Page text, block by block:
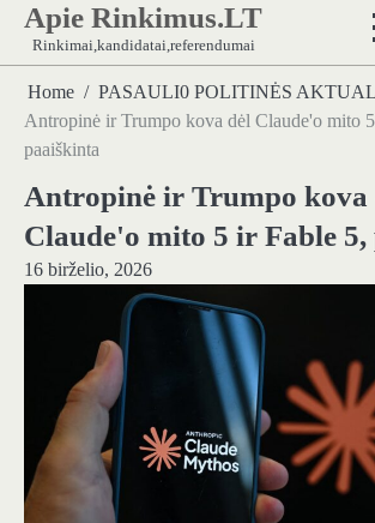
Skip
content
Apie Rinkimus.LT
Rinkimai,kandidatai,referendumai
Home
PASAULI0 POLITINĖS
Antropinė ir Trumpo kova dėl Claude'o mito
paaiškinta
Antropinė ir Trumpo kova
Claude'o mito 5 ir Fable
16 birželio, 2026